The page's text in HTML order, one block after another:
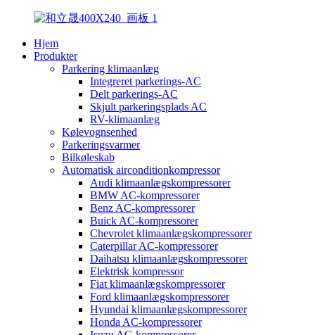
Hjem
Produkter
Parkering klimaanlæg
Integreret parkerings-AC
Delt parkerings-AC
Skjult parkeringsplads AC
RV-klimaanlæg
Kølevognsenhed
Parkeringsvarmer
Bilkøleskab
Automatisk airconditionkompressor
Audi klimaanlægskompressorer
BMW AC-kompressorer
Benz AC-kompressorer
Buick AC-kompressorer
Chevrolet klimaanlægskompressorer
Caterpillar AC-kompressorer
Daihatsu klimaanlægskompressorer
Elektrisk kompressor
Fiat klimaanlægskompressorer
Ford klimaanlægskompressorer
Hyundai klimaanlægskompressorer
Honda AC-kompressorer